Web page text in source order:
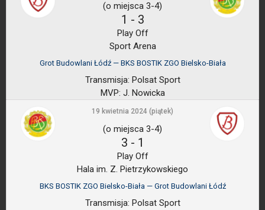
(o miejsca 3-4)
1 - 3
Play Off
Sport Arena
Grot Budowlani Łódź — BKS BOSTIK ZGO Bielsko-Biała
Transmisja: Polsat Sport
MVP: J. Nowicka
19 kwietnia 2024 (piątek)
(o miejsca 3-4)
3 - 1
Play Off
Hala im. Z. Pietrzykowskiego
BKS BOSTIK ZGO Bielsko-Biała — Grot Budowlani Łódź
Transmisja: Polsat Sport